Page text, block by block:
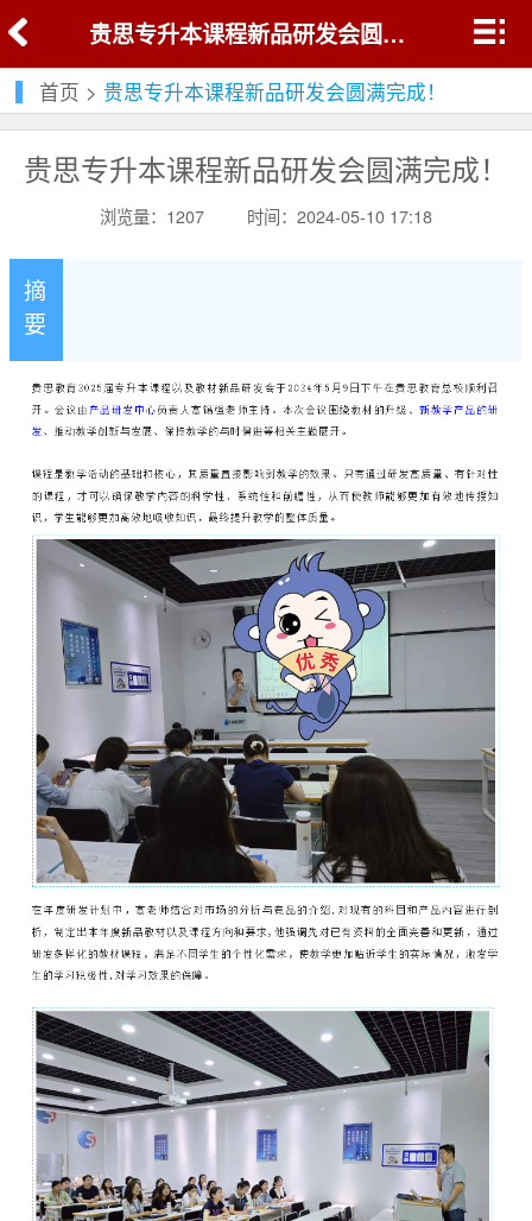
贵思专升本课程新品研发会圆满完成！
首页 > 贵思专升本课程新品研发会圆满完成！
贵思专升本课程新品研发会圆满完成！
浏览量：1207 时间：2024-05-10 17:18
摘
要